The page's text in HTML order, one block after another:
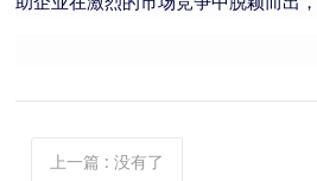
上一篇 : 没有了